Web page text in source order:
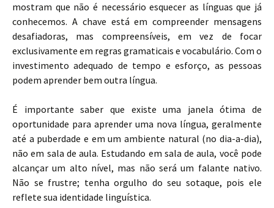
mostram que não é necessário esquecer as línguas que já
conhecemos. A chave está em compreender mensagens
desafiadoras, mas compreensíveis, em vez de focar
exclusivamente em regras gramaticais e vocabulário. Com o
investimento adequado de tempo e esforço, as pessoas
podem aprender bem outra língua.
É importante saber que existe uma janela ótima de
oportunidade para aprender uma nova língua, geralmente
até a puberdade e em um ambiente natural (no dia-a-dia),
não em sala de aula. Estudando em sala de aula, você pode
alcançar um alto nível, mas não será um falante nativo.
Não se frustre; tenha orgulho do seu sotaque, pois ele
reflete sua identidade linguística.